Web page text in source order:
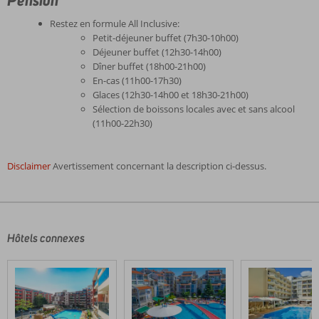
Restez en formule All Inclusive:
Petit-déjeuner buffet (7h30-10h00)
Déjeuner buffet (12h30-14h00)
Dîner buffet (18h00-21h00)
En-cas (11h00-17h30)
Glaces (12h30-14h00 et 18h30-21h00)
Sélection de boissons locales avec et sans alcool
(11h00-22h30)
DisclaimerAvertissement concernant la description ci-dessus.
écrits
nos
après
leur
Hôtels connexes